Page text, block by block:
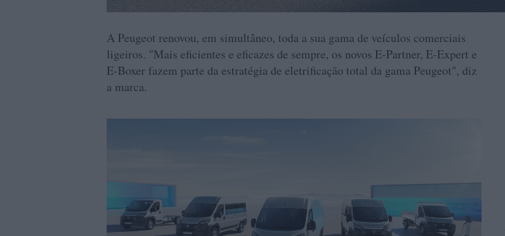
A Peugeot renovou, em simultâneo, toda a sua gama de veículos comerciais
ligeiros. "Mais eficientes e eficazes de sempre, os novos E-Partner, E-Expert e
E-Boxer fazem parte da estratégia de eletrificação total da gama Peugeot", diz
a marca.